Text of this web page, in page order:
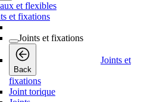
et flexibles
et fixations
Joints et fixations
Back
Joints et
fixations
Joint torique